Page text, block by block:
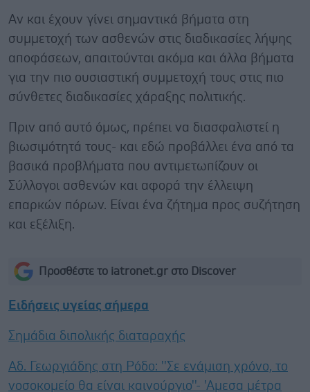
Αν και έχουν γίνει σημαντικά βήματα στη
συμμετοχή των ασθενών στις διαδικασίες λήψης
αποφάσεων, απαιτούνται ακόμα και άλλα βήματα
για την πιο ουσιαστική συμμετοχή τους στις πιο
σύνθετες διαδικασίες χάραξης πολιτικής.
Πριν από αυτό όμως, πρέπει να διασφαλιστεί η
βιωσιμότητά τους- και εδώ προβάλλει ένα από τα
βασικά προβλήματα που αντιμετωπίζουν οι
Σύλλογοι ασθενών και αφορά την έλλειψη
επαρκών πόρων. Είναι ένα ζήτημα προς συζήτηση
και εξέλιξη.
Προσθέστε το iatronet.gr στο Discover
Ειδήσεις υγείας σήμερα
Σημάδια διπολικής διαταραχής
Αδ. Γεωργιάδης στη Ρόδο: ''Σε ενάμιση χρόνο, το
νοσοκομείο θα είναι καινούργιο''- 'Αμεσα μέτρα